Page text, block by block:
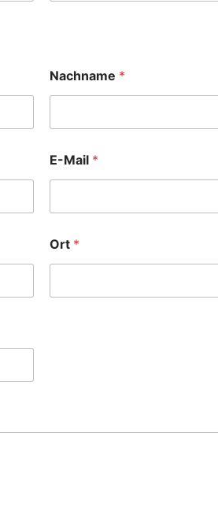
Nachname *
E-Mail *
Ort *